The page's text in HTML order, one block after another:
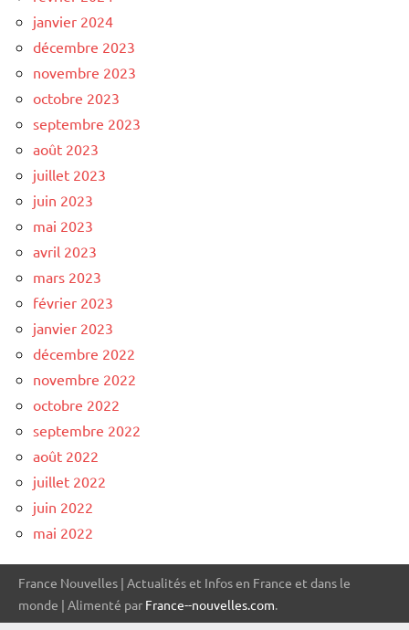
janvier 2024
décembre 2023
novembre 2023
octobre 2023
septembre 2023
août 2023
juillet 2023
juin 2023
mai 2023
avril 2023
mars 2023
février 2023
janvier 2023
décembre 2022
novembre 2022
octobre 2022
septembre 2022
août 2022
juillet 2022
juin 2022
mai 2022
France Nouvelles | Actualités et Infos en France et dans le
monde | Alimenté par France--nouvelles.com.